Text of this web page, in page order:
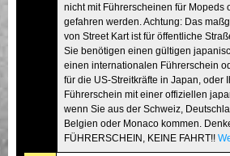
Tokio Asakusa
Okinawa
nicht mit Führerscheinen für Mopeds
gefahren werden. Achtung: Das
von Street Kart ist für öffentliche
Sie benötigen einen gültigen
einen internationalen Führerschein
für die US-Streitkräfte in Japan, oder
Führerschein mit einer offiziellen
wenn Sie aus der Schweiz,
Belgien oder Monaco kommen.
FÜHRERSCHEIN, KEINE FAHRT!!